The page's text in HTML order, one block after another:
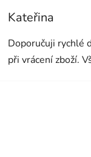
Kateřina
Doporučuji rychlé
při vrácení zboží.